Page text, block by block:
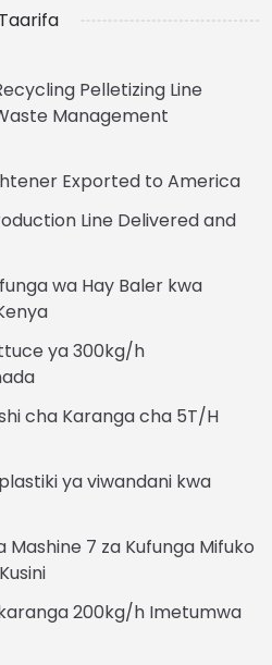
Taarifa
Pelletizing Line
Management
Exported to America
Line Delivered and
wa Hay Baler kwa
ya 300kg/h
cha Karanga cha 5T/H
ya viwandani kwa
Mashine 7 za Kufunga Mifuko
200kg/h Imetumwa